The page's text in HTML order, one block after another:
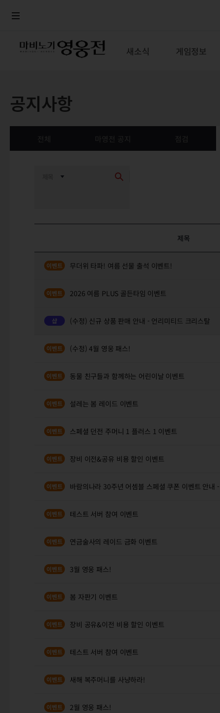
새소식 게임정보
공지사항
제목
무더위 타파! 여름 선물 출석 이벤트!
2026 여름 PLUS 골든타임 이벤트
(수정) 신규 상품 판매 안내 - 언리미티드 크리스탈
(수정) 4월 영웅 패스!
동물 친구들과 함께하는 어린이날 이벤트
설레는 봄 레이드 이벤트
스페셜 던전 주머니 1 플러스 1 이벤트
장비 이전&공유 비용 할인 이벤트
바람의나라 30주년 어셈블 스페셜 쿠폰 이벤트 안내
테스트 서버 참여 이벤트
연금술사의 레이드 금화 이벤트
3월 영웅 패스!
봄 자판기 이벤트
장비 공유&이전 비용 할인 이벤트
테스트 서버 참여 이벤트
새해 복주머니를 사냥하라!
2월 영웅 패스!